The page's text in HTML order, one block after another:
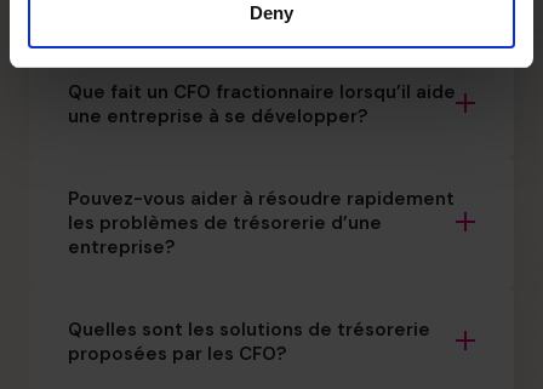
Deny
Que fait un CFO fractionnaire lorsqu’il aide
une entreprise à se développer?
Pouvez-vous aider à résoudre rapidement
les problèmes de trésorerie d’une
entreprise?
Quelles sont les solutions de trésorerie
proposées par les CFO?